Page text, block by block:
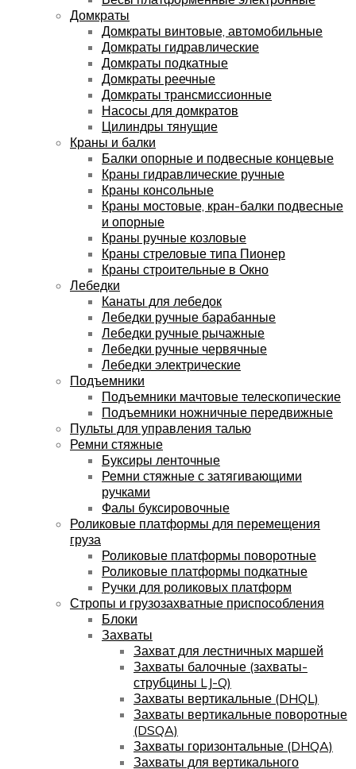
Домкраты
Домкраты винтовые, автомобильные
Домкраты гидравлические
Домкраты подкатные
Домкраты реечные
Домкраты трансмиссионные
Насосы для домкратов
Цилиндры тянущие
Краны и балки
Балки опорные и подвесные концевые
Краны гидравлические ручные
Краны консольные
Краны мостовые, кран-балки подвесные
и опорные
Краны ручные козловые
Краны стреловые типа Пионер
Краны строительные в Окно
Лебедки
Канаты для лебедок
Лебедки ручные барабанные
Лебедки ручные рычажные
Лебедки ручные червячные
Лебедки электрические
Подъемники
Подъемники мачтовые телескопические
Подъемники ножничные передвижные
Пульты для управления талью
Ремни стяжные
Буксиры ленточные
Ремни стяжные с затягивающими
ручками
Фалы буксировочные
Роликовые платформы для перемещения
груза
Роликовые платформы поворотные
Роликовые платформы подкатные
Ручки для роликовых платформ
Стропы и грузозахватные приспособления
Блоки
Захваты
Захват для лестничных маршей
Захваты балочные (захваты-
струбцины LJ-Q)
Захваты вертикальные (DHQL)
Захваты вертикальные поворотные
(DSQA)
Захваты горизонтальные (DHQA)
Захваты для вертикального